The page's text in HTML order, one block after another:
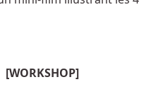
[WORKSHOP]